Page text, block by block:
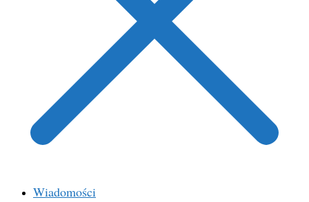
Wiadomości